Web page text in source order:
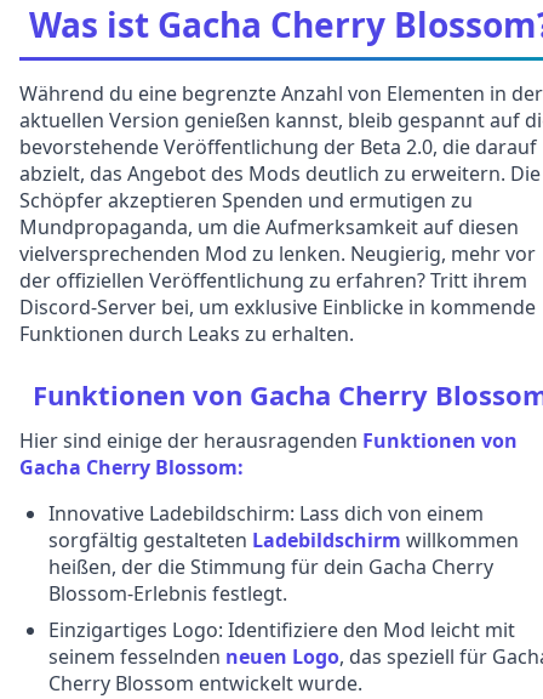
Was ist Gacha Cherry
Während du eine begrenzte Anzahl von Elementen in der
aktuellen Version genießen kannst, bleib gespannt auf
bevorstehende Veröffentlichung der Beta 2.0, die darauf
abzielt, das Angebot des Mods deutlich zu erweitern. Die
Schöpfer akzeptieren Spenden und ermutigen zu
Mundpropaganda, um die Aufmerksamkeit auf diesen
vielversprechenden Mod zu lenken. Neugierig, mehr vor
der offiziellen Veröffentlichung zu erfahren? Tritt ihrem
Discord-Server bei, um exklusive Einblicke in kommende
Funktionen durch Leaks zu erhalten.
Funktionen von Gacha Cherry
Hier sind einige der herausragenden Funktionen von
Gacha Cherry Blossom:
Innovative Ladebildschirm: Lass dich von einem
sorgfältig gestalteten Ladebildschirm willkommen
heißen, der die Stimmung für dein Gacha Cherry
Blossom-Erlebnis festlegt.
Einzigartiges Logo: Identifiziere den Mod leicht mit
seinem fesselnden neuen Logo, das speziell für
Cherry Blossom entwickelt wurde.